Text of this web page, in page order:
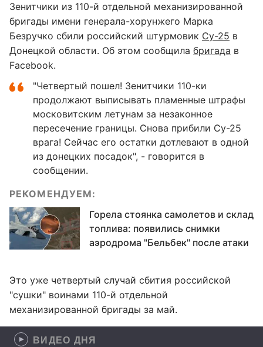
Зенитчики из 110-й отдельной механизированной
бригады имени генерала-хорунжего Марка
Безручко сбили российский штурмовик Су-25 в
Донецкой области. Об этом сообщила бригада в
Facebook.
"Четвертый пошел! Зенитчики 110-ки
продолжают выписывать пламенные штрафы
московитским летунам за незаконное
пересечение границы. Снова прибили Су-25
врага! Сейчас его остатки дотлевают в одной
из донецких посадок", - говорится в
сообщении.
РЕКОМЕНДУЕМ:
Горела стоянка самолетов и склад
топлива: появились снимки
аэродрома "Бельбек" после атаки
Это уже четвертый случай сбития российской
"сушки" воинами 110-й отдельной
механизированной бригады за май.
ВИДЕО ДНЯ